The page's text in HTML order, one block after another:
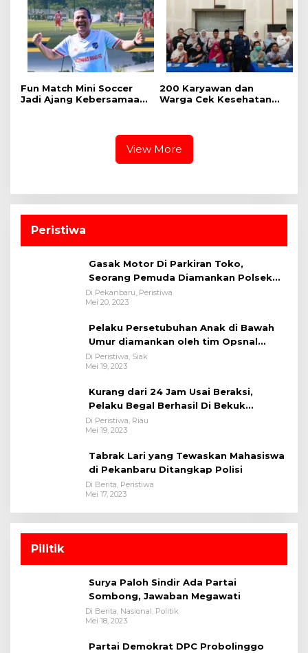
Fun Match Mini Soccer
Jadi Ajang Kebersamaan
‎200 Karyawan dan
Warga Cek Kesehatan
View More
Peristiwa
Gasak Motor Di Parkiran Toko,
Seorang Pemuda Diamankan Polsek
Bukit Raya
Di Pekanbaru, Peristiwa
Mei 20, 2023
Pelaku Persetubuhan Anak di Bawah
Umur diamankan oleh tim Opsnal
Polsek Tualang-Polres Siak-Polda Riau
Di Peristiwa, Siak
Mei 19, 2023
Kurang dari 24 Jam Usai Beraksi,
Pelaku Begal Berhasil Di Bekuk
Satreskrim Polres Kuansing
Di Peristiwa, Riau
Mei 19, 2023
Tabrak Lari yang Tewaskan Mahasiswa
di Pekanbaru Ditangkap Polisi
Di Berita, Peristiwa
Mei 17, 2023
Pilitik
Surya Paloh Sindir Ada Partai
Sombong, Jawaban Megawati
Di Berita, Nasional, Politik
Mei 18, 2023
Partai Demokrat DPC Probolinggo